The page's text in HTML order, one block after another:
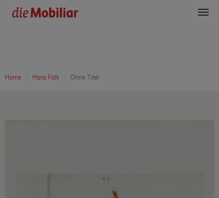
Home Hans Falk Ohne Titel